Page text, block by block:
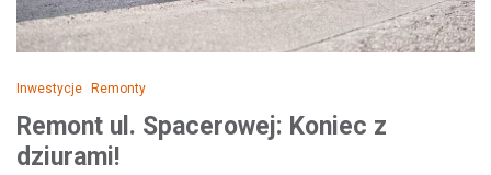
Inwestycje Remonty
Remont ul. Spacerowej: Koniec z
dziurami!